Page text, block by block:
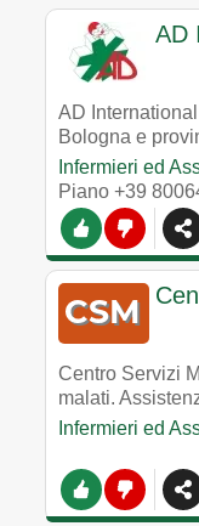
AD
AD
Bologna e
Infermieri ed
Piano +39
Centro Servizi
malati.
Infermieri ed